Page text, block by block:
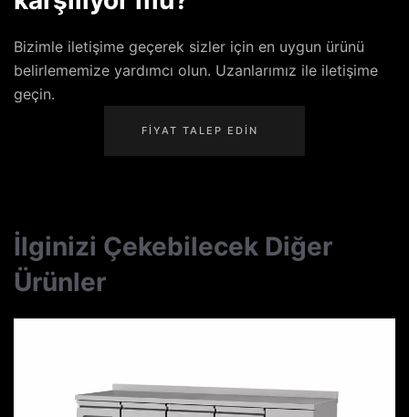
Bizimle iletişime geçerek sizler için en uygun ürünü
belirlememize yardımcı olun. Uzanlarımız ile iletişime
geçin.
FIYAT TALEP EDIN
İlginizi Çekebilecek Diğer
Ürünler